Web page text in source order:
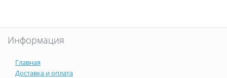
Информация
Главная
Доставка и оплата